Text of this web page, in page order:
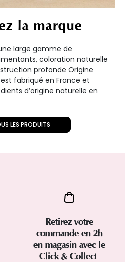
la marque
large gamme de
coloration naturelle
profonde Origine
fabriqué en France et
d’origine naturelle en
LES PRODUITS
Retirez votre
commande en 2h
en magasin avec le
Click & Collect